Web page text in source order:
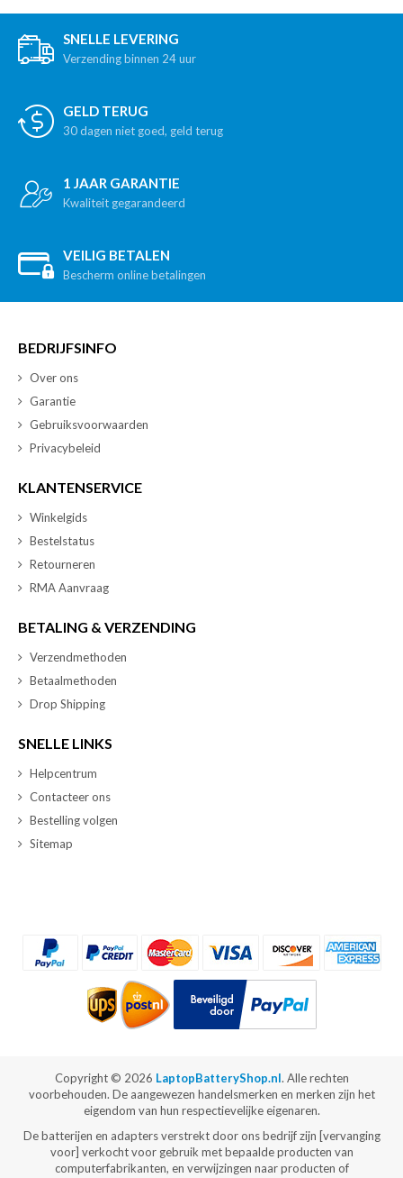
SNELLE LEVERING
Verzending binnen 24 uur
GELD TERUG
30 dagen niet goed, geld terug
1 JAAR GARANTIE
Kwaliteit gegarandeerd
VEILIG BETALEN
Bescherm online betalingen
BEDRIJFSINFO
Over ons
Garantie
Gebruiksvoorwaarden
Privacybeleid
KLANTENSERVICE
Winkelgids
Bestelstatus
Retourneren
RMA Aanvraag
BETALING & VERZENDING
Verzendmethoden
Betaalmethoden
Drop Shipping
SNELLE LINKS
Helpcentrum
Contacteer ons
Bestelling volgen
Sitemap
Copyright © 2026 LaptopBatteryShop.nl. Alle rechten
voorbehouden. De aangewezen handelsmerken en merken zijn het
eigendom van hun respectievelijke eigenaren.
De batterijen en adapters verstrekt door ons bedrijf zijn [vervanging
voor] verkocht voor gebruik met bepaalde producten van
computerfabrikanten, en verwijzingen naar producten of